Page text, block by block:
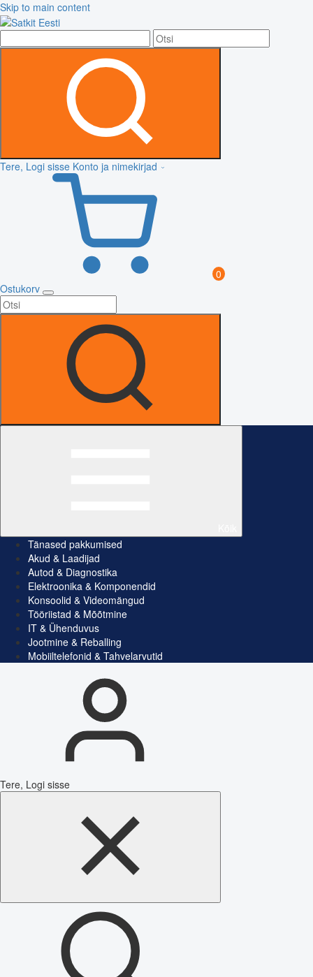
Skip to main content
Tere, Logi sisse Konto ja nimekirjad
0
Ostukorv
Tänased pakkumised
Akud & Laadijad
Autod & Diagnostika
Elektroonika & Komponendid
Konsoolid & Videomängud
Tööriistad & Mõõtmine
IT & Ühenduvus
Jootmine & Reballing
Mobiiltelefonid & Tahvelarvutid
Tere, Logi sisse